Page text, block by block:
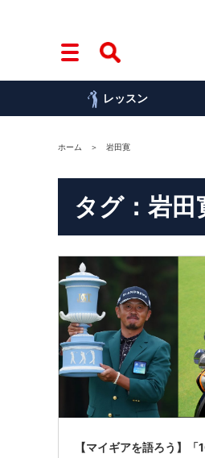
レッスン
ホーム 岩田寛
タグ：岩田
【マイギアを語ろう】